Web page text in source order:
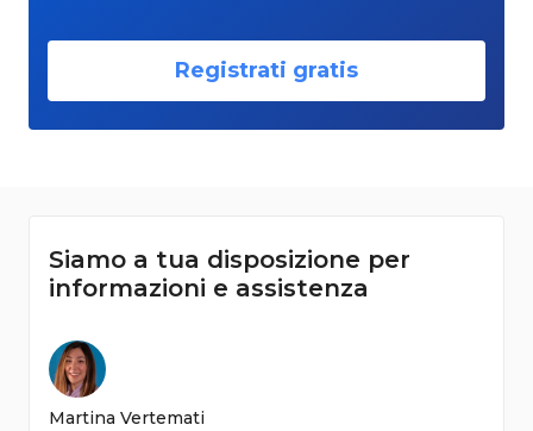
Registrati gratis
Siamo a tua disposizione per
informazioni e assistenza
Martina Vertemati